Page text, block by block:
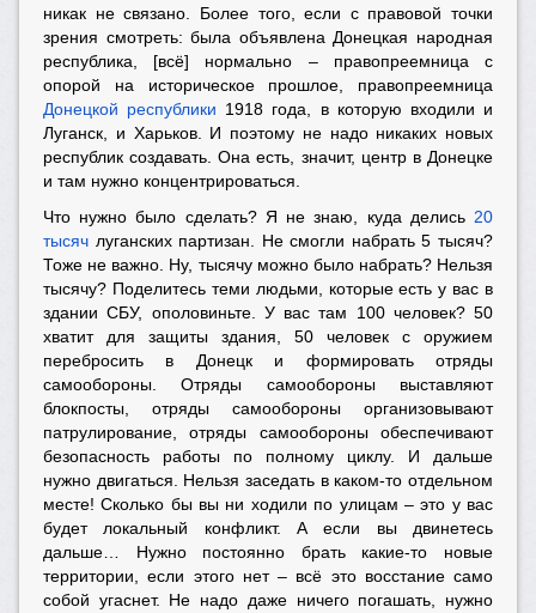
никак не связано. Более того, если с правовой точки
зрения смотреть: была объявлена Донецкая народная
республика, [всё] нормально – правопреемница с
опорой на историческое прошлое, правопреемница
Донецкой республики 1918 года, в которую входили и
Луганск, и Харьков. И поэтому не надо никаких новых
республик создавать. Она есть, значит, центр в Донецке
и там нужно концентрироваться.
Что нужно было сделать? Я не знаю, куда делись 20
тысяч луганских партизан. Не смогли набрать 5 тысяч?
Тоже не важно. Ну, тысячу можно было набрать? Нельзя
тысячу? Поделитесь теми людьми, которые есть у вас в
здании СБУ, ополовиньте. У вас там 100 человек? 50
хватит для защиты здания, 50 человек с оружием
перебросить в Донецк и формировать отряды
самообороны. Отряды самообороны выставляют
блокпосты, отряды самообороны организовывают
патрулирование, отряды самообороны обеспечивают
безопасность работы по полному циклу. И дальше
нужно двигаться. Нельзя заседать в каком-то отдельном
месте! Сколько бы вы ни ходили по улицам – это у вас
будет локальный конфликт. А если вы двинетесь
дальше… Нужно постоянно брать какие-то новые
территории, если этого нет – всё это восстание само
собой угаснет. Не надо даже ничего погашать, нужно